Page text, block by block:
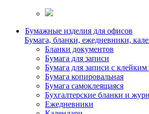
Бумажные изделия для офисов
Бумага, бланки, ежедневники,
Бланки документов
Бумага для записи
Бумага для записи с клейким
Бумага копировальная
Бумага самоклеящаяся
Бухгалтерские бланки и
Ежедневники